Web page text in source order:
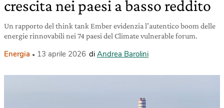
crescita nei paesi a basso reddito
Un rapporto del think tank Ember evidenzia l’autentico boom delle
energie rinnovabili nei 74 paesi del Climate vulnerable forum.
Energia 13 aprile 2026 di Andrea Barolini